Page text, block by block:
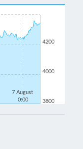
7 August
0:00
3800
4000
4200